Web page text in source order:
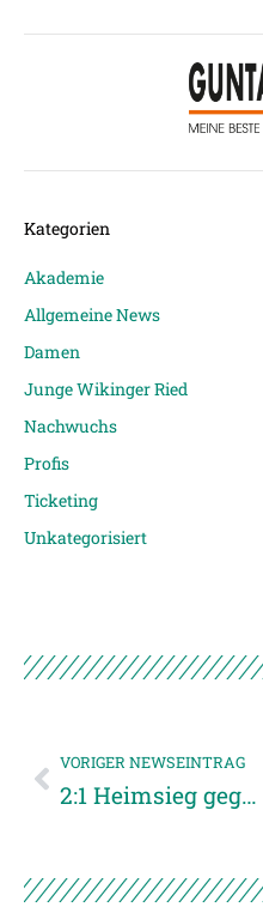
Kategorien
Akademie
Allgemeine News
Damen
Junge Wikinger Ried
Nachwuchs
Profis
Ticketing
Unkategorisiert
VORIGER NEWSEINTRAG
2:1 Heimsieg gegen SK Sturm Graz II